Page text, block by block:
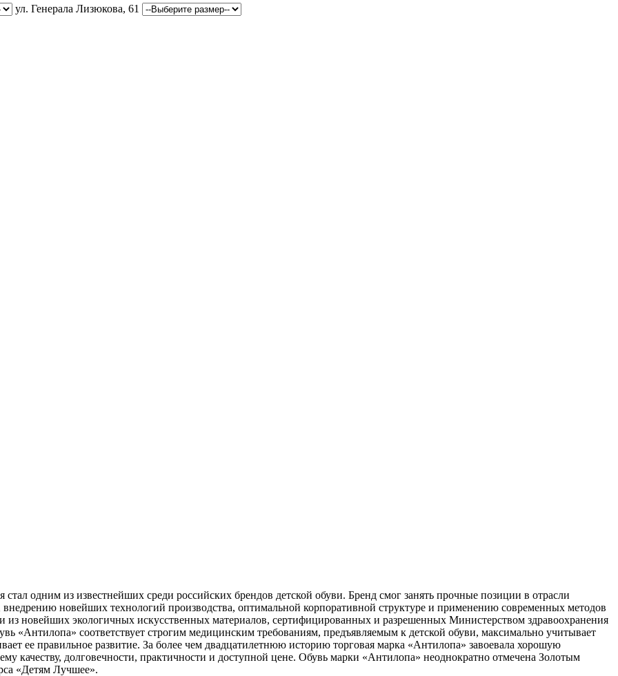
ул. Генерала Лизюкова, 61
одним из известнейших среди российских брендов детской обуви. Бренд смог занять прочные позиции в отрасли
внедрению новейших технологий производства, оптимальной корпоративной структуре и применению современных методов
из новейших экологичных искусственных материалов, сертифицированных и разрешенных Министерством здравоохранения
«Антилопа» соответствует строгим медицинским требованиям, предъявляемым к детской обуви, максимально учитывает
ее правильное развитие. За более чем двадцатилетнюю историю торговая марка «Антилопа» завоевала хорошую
качеству, долговечности, практичности и доступной цене. Обувь марки «Антилопа» неоднократно отмечена Золотым
«Детям Лучшее».